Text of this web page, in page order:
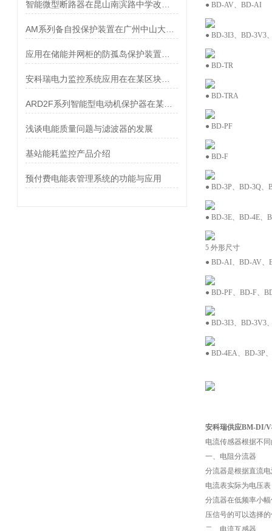
浅谈电能质量问题与滤波器的发展
基站能耗监控产品介绍
预付费电能表管理系统的功能与应用
● BD-AV、BD-AI
● BD-3I3、BD-3V3
● BD-TR
● BD-TRA
● BD-PF
● BD-F
● BD-3P、BD-3Q、
● BD-3E、BD-4E、
5 外形尺寸
● BD-AI、BD-AV、
● BD-PF、BD-F、
● BD-3I3、BD-3V3
● BD-4EA、BD-3P
安科瑞供应BM-DI/
电流传感器根据不
一、电阻分流器
分流器是根据直流
电流表实际为电压
分流器在低频率小
压信号的可以选择
二、电流互感器